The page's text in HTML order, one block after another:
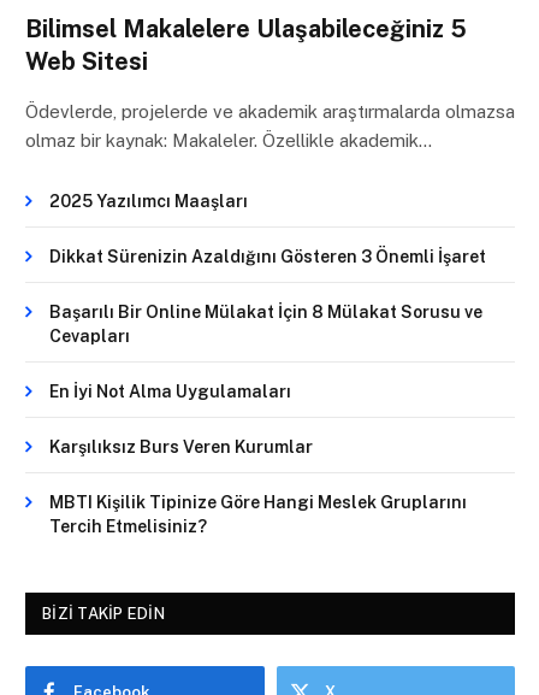
Bilimsel Makalelere Ulaşabileceğiniz 5
Web Sitesi
Ödevlerde, projelerde ve akademik araştırmalarda olmazsa
olmaz bir kaynak: Makaleler. Özellikle akademik…
2025 Yazılımcı Maaşları
Dikkat Sürenizin Azaldığını Gösteren 3 Önemli İşaret
Başarılı Bir Online Mülakat İçin 8 Mülakat Sorusu ve
Cevapları
En İyi Not Alma Uygulamaları
Karşılıksız Burs Veren Kurumlar
MBTI Kişilik Tipinize Göre Hangi Meslek Gruplarını
Tercih Etmelisiniz?
BIZI TAKIP EDIN